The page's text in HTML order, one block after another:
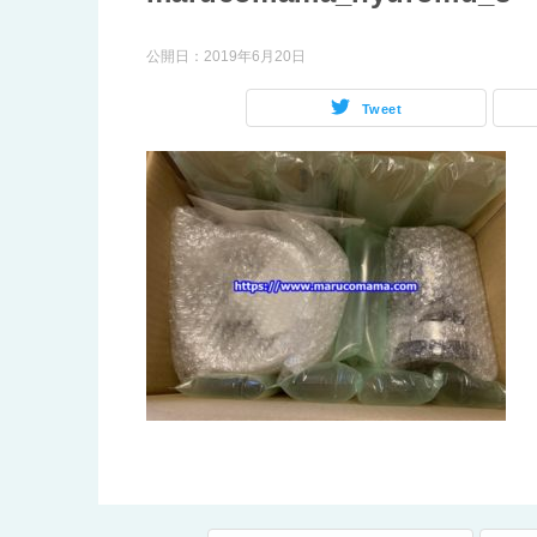
公開日： 2019年6月20日
Tweet